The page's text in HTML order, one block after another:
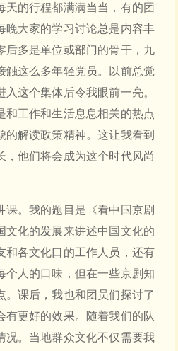
的行程都满满当当，有的团
晚大家的学习讨论总是内容丰
后多是单位或部门的骨干，九
触这么多年轻党员。以前总觉
这个集体后令我眼前一亮。
和工作和生活息息相关的热点
解读政策精神。这让我看到
他们将会成为这个时代风尚
。我的题目是《看中国京剧
文化的发展来讲述中国文化的
和各文化口的工作人员，还有
个人的口味，但在一些京剧知
课后，我也和团员们探讨了
更好的效果。随着我们的队
况。当地群众文化不仅需要我